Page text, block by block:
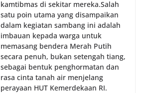
kamtibmas di sekitar mereka.‎‎‎Salah
satu poin utama yang disampaikan
dalam kegiatan sambang ini adalah
imbauan kepada warga untuk
memasang bendera Merah Putih
secara penuh, bukan setengah tiang,
sebagai bentuk penghormatan dan
rasa cinta tanah air menjelang
perayaan HUT Kemerdekaan RI.